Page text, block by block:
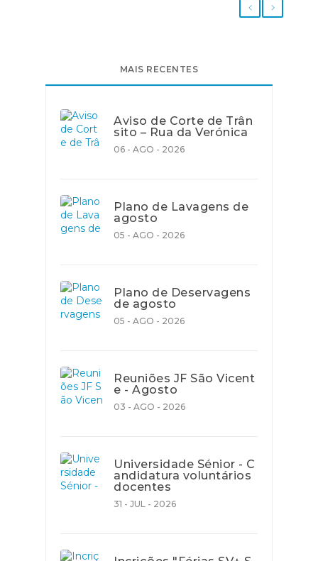
MAIS RECENTES
Aviso de Corte de Trân
sito – Rua da Verónica
06 - AGO - 2026
Plano de Lavagens de
agosto
05 - AGO - 2026
Plano de Deservagens
de agosto
05 - AGO - 2026
Reuniões JF São Vicent
e - Agosto
03 - AGO - 2026
Universidade Sénior - C
andidatura voluntários
docentes
31 - JUL - 2026